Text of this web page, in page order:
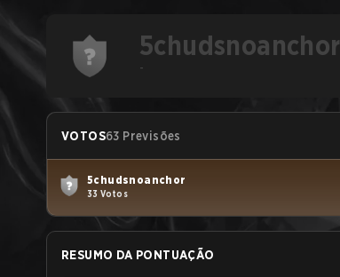
5chudsnoanchor
-
VOTOS63 Previsões
5chudsnoanchor
33 Votos
RESUMO DA PONTUAÇÃO